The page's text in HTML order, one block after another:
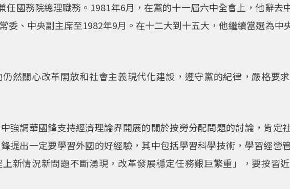
任國務院總理職務。1981年6月，在黨的十一屆六中全會上，他辭去
委、中央副主席至1982年9月。在十二大到十五大，他繼續當選為中
然關心改革開放和社會主義現代化建設，遵守黨的紀律，嚴格要
強調華國鋒支持經濟理論界開展的關於按勞分配問題的討論，肯定
提出一定要學習外國的好經驗，其中包括學習科學技術，學習經營
新情況新問題不斷湧現，改革發展穩定任務艱巨繁重」，要按習